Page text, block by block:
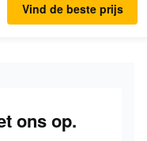
Vind de beste prijs
ons op.